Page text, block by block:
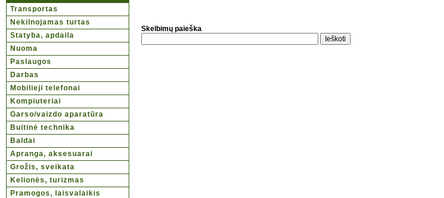
Transportas
Nekilnojamas turtas
Statyba, apdaila
Nuoma
Paslaugos
Darbas
Mobilieji telefonai
Kompiuteriai
Garso/vaizdo aparatūra
Buitinė technika
Baldai
Apranga, aksesuarai
Grožis, sveikata
Kelionės, turizmas
Pramogos, laisvalaikis
Skelbimų paieška